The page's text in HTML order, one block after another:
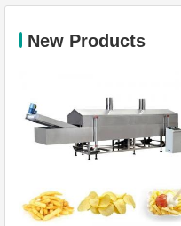
New Products